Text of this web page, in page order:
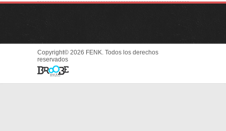
Copyright© 2026 FENK. Todos los derechos
reservados